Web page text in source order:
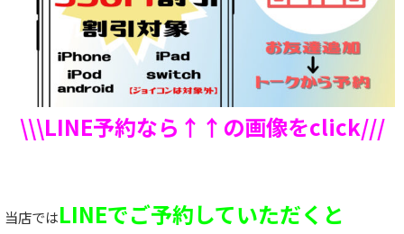
\\\LINE予約なら↑↑の画像をclick///
当店ではLINEでご予約していただくと